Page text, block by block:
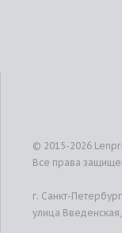
© 2015-2026
Все права
г. Санкт-Петербург
улица